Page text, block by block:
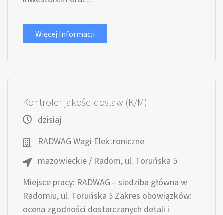
Więcej Informacji
Kontroler jakości dostaw (K/M)
dzisiaj
RADWAG Wagi Elektroniczne
mazowieckie / Radom, ul. Toruńska 5
Miejsce pracy: RADWAG – siedziba główna w
Radomiu, ul. Toruńska 5 Zakres obowiązków:
ocena zgodności dostarczanych detali i